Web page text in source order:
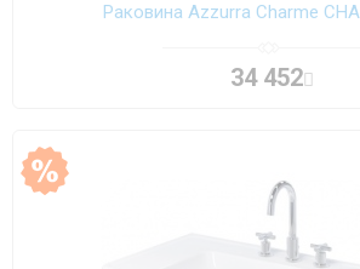
Раковина Azzurra Charme
34 452